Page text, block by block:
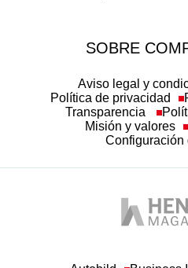
SOBRE
Aviso legal y
Política de privacidad
Transparencia
Misión y valores
Configuración